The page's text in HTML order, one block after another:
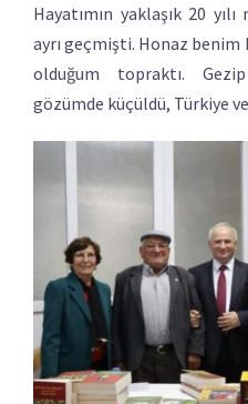
Hayatımın yaklaşık 20
ayrı geçmişti. Honaz
olduğum topraktı.
gözümde küçüldü, Türkiye